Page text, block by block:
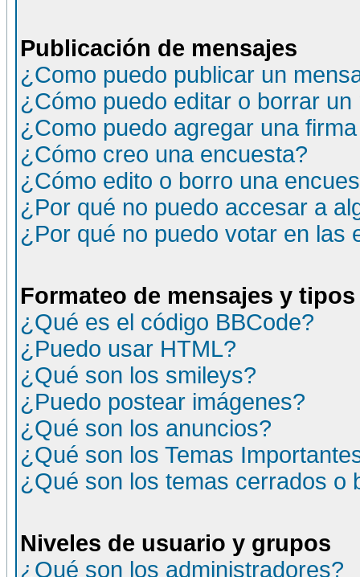
Publicación de mensajes
¿Como puedo publicar un
¿Cómo puedo editar o borrar un
¿Como puedo agregar una
¿Cómo creo una encuesta?
¿Cómo edito o borro una
¿Por qué no puedo accesar a
¿Por qué no puedo votar en las
Formateo de mensajes y
¿Qué es el código BBCode?
¿Puedo usar HTML?
¿Qué son los smileys?
¿Puedo postear imágenes?
¿Qué son los anuncios?
¿Qué son los Temas
¿Qué son los temas cerrados o
Niveles de usuario y grupos
¿Qué son los administradores?